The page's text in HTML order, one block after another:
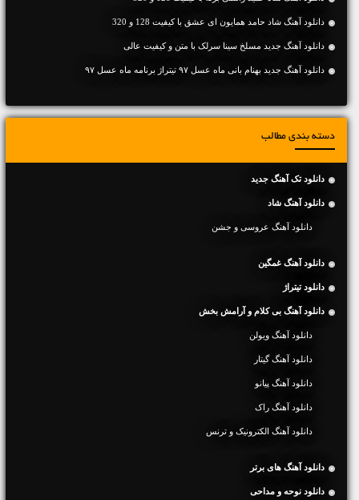
دانلود آهنگ شاد حامد همایون ای عشق با کیفیت 128 و 320
دانلود آهنگ جديد مسلخ سینا سرلک با متن و کیفیت عالی
دانلود آهنگ جدید بهنام بانی ماه عسل ۹۷ تیتراژ برنامه ماه عسل ۹۷
دسته بندی مطالب
دانلود تک آهنگ جدید
دانلود آهنگ شاد
دانلود آهنگ عروسی و جشن
دانلود آهنگ غمگین
دانلود تیتراژ
دانلود آهنگ بی کلام و آرامش بخش
دانلود آهنگ ویولن
دانلود آهنگ گیتار
دانلود آهنگ پیانو
دانلود آهنگ راک
دانلود آهنگ الکترونیک و ترنس
دانلود آهنگ های برتر
دانلود نوحه و مداحی